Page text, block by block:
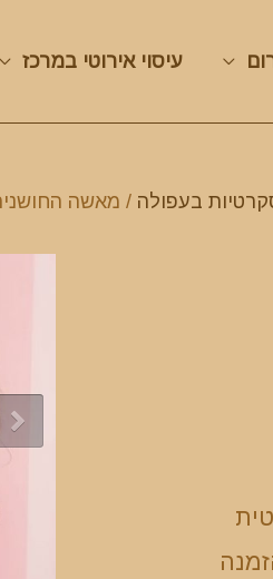
עיסוי אירוטי במרכז
בעפולה / מאשה